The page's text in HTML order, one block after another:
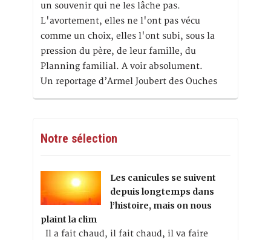
un souvenir qui ne les lâche pas.
L'avortement, elles ne l'ont pas vécu
comme un choix, elles l'ont subi, sous la
pression du père, de leur famille, du
Planning familial. A voir absolument.
Un reportage d’Armel Joubert des Ouches
Notre sélection
Les canicules se suivent
depuis longtemps dans
l’histoire, mais on nous
plaint la clim
Il a fait chaud, il fait chaud, il va faire